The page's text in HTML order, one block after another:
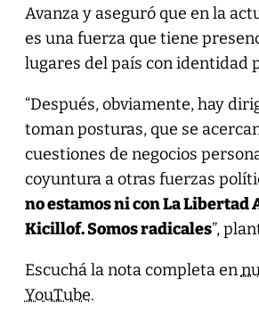
Avanza y aseguró que en la
es una fuerza que tiene
lugares del país con identidad
“Después, obviamente, hay
toman posturas, que se
cuestiones de negocios
coyuntura a otras fuerzas
no estamos ni con La Libertad
Kicillof. Somos radicales”,
Escuchá la nota completa en
YouTube.